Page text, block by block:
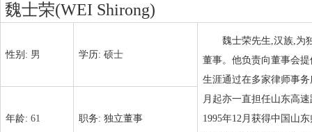
魏士荣(WEI Shirong)
性别: 男 学历: 硕士
魏士荣先生,汉族,为
董事。他负责向董事会
生涯通过在多家律师事
月起亦一直担任山东高
1995年12月获得中国山
年龄: 61 职务: 独立董事